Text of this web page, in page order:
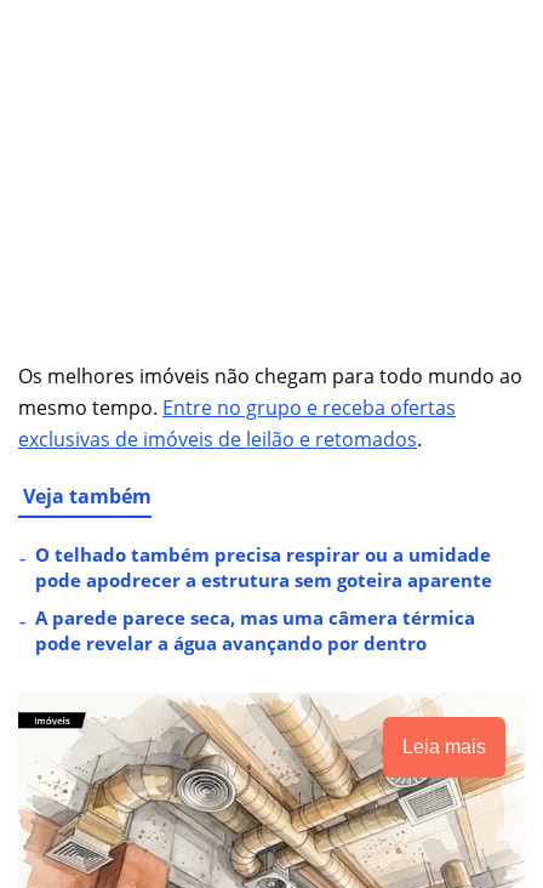
Os melhores imóveis não chegam para todo mundo ao
mesmo tempo. Entre no grupo e receba ofertas
exclusivas de imóveis de leilão e retomados.
Veja também
O telhado também precisa respirar ou a umidade
pode apodrecer a estrutura sem goteira aparente
A parede parece seca, mas uma câmera térmica
pode revelar a água avançando por dentro
Leia mais